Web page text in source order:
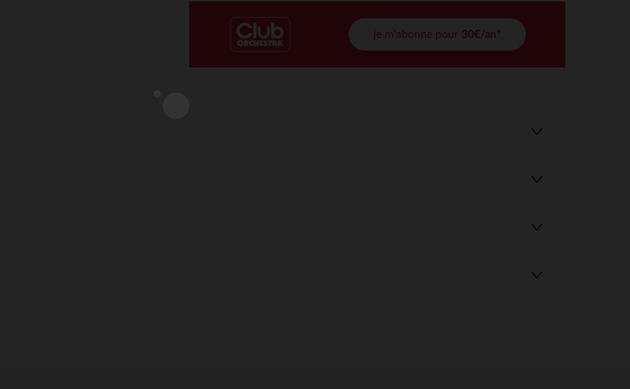
je m'abonne pour 30€/an*